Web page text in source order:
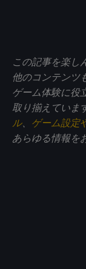
この記事を楽し
他のコンテンツ
ゲーム体験に役
取り揃えていま
ル、 ゲーム設定
あらゆる情報を